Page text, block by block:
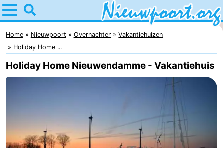
Home
Nieuwpoort
Tips
Voor
Appartementen
-
Home Nieuwpoort Overnachten
Vakantiehuizen
Holiday Home ...
Holiday Home Nieuwendamme - Vakantiehuis